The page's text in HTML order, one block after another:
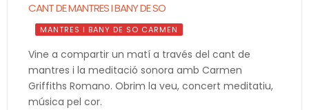
CANT DE MANTRES I BANY DE SO
MANTRES I BANY DE SO CARMEN
Vine a compartir un matí a través del cant de
mantres i la meditació sonora amb Carmen
Griffiths Romano. Obrim la veu, concert meditatiu,
música pel cor.